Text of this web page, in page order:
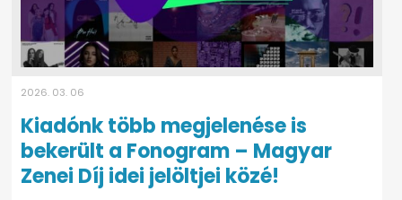
2026. 03. 06
Kiadónk több megjelenése is
bekerült a Fonogram – Magyar
Zenei Díj idei jelöltjei közé!